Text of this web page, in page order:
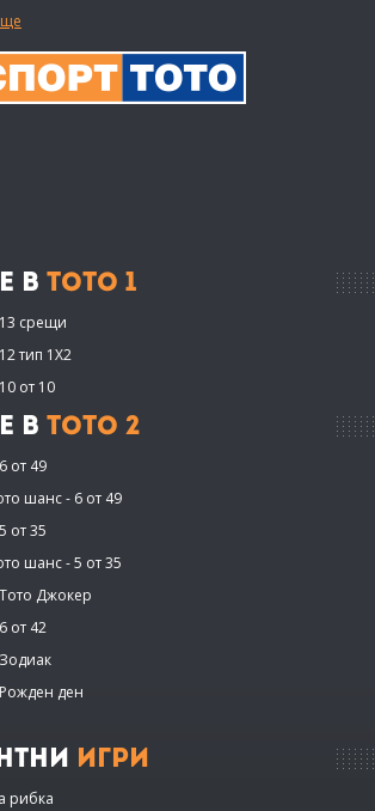
в Тото 1
срещи
тип 1X2
от 10
в Тото 2
от 49
шанс - 6 от 49
от 35
шанс - 5 от 35
Джокер
от 42
ден
Игри
рибка